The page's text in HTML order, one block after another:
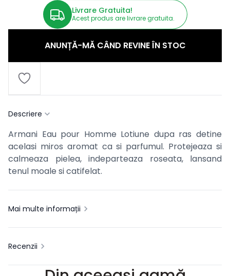
Livrare Gratuita!
Acest produs are livrare gratuita.
ANUNȚĂ-MĂ CÂND REVINE ÎN STOC
Descriere
Armani Eau pour Homme Lotiune dupa ras detine
acelasi miros aromat ca si parfumul. Protejeaza si
calmeaza pielea, indeparteaza roseata, lansand
tenul moale si catifelat.
Mai multe informații
Recenzii